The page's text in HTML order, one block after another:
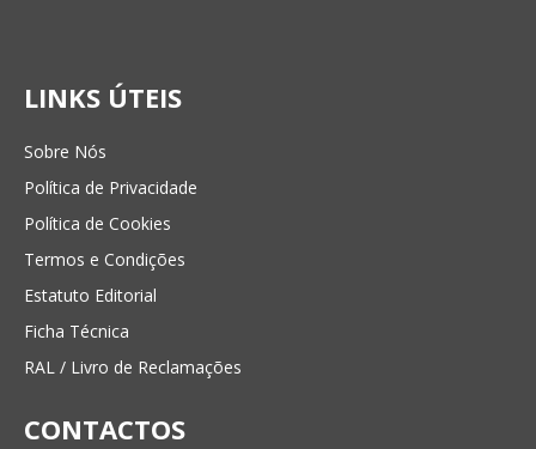
LINKS ÚTEIS
Sobre Nós
Política de Privacidade
Política de Cookies
Termos e Condições
Estatuto Editorial
Ficha Técnica
RAL / Livro de Reclamações
CONTACTOS